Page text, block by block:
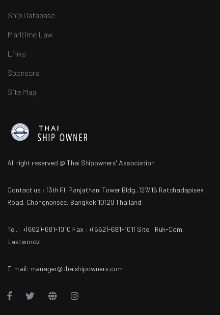
Ship Database
Maritime Law
Links
Sponsors
Site Map
All right reserved @ Thai Shipowners' Association
Contact us : 13th Fl. Panjathani Tower Bldg.,127/16 Ratchadapisek
Road, Chongnonsee, Bangkok 10120 Thailand.
Tel. : +(662)-681-1010 Fax : +(662)-681-1011 Site : Ruk-Com,
Lastwordz
E-mail: manager@thaishipowners.com